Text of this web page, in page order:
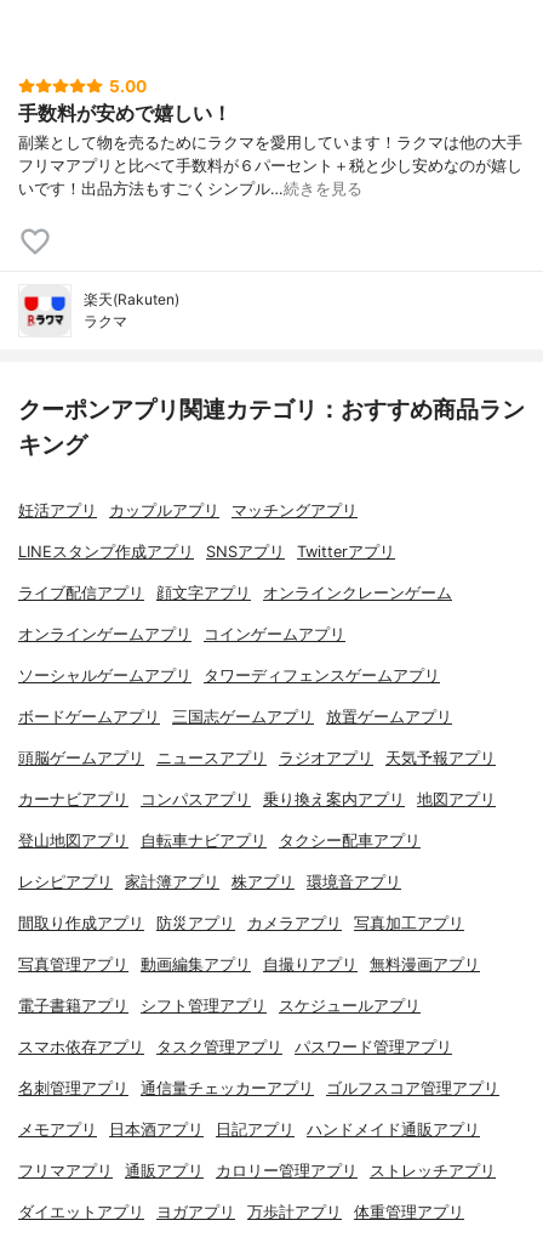
5.00
手数料が安めで嬉しい！
副業として物を売るためにラクマを愛用しています！ラクマは他の大手
フリマアプリと比べて手数料が６パーセント＋税と少し安めなのが嬉し
いです！出品方法もすごくシンプル…続きを見る
楽天(Rakuten)
ラクマ
クーポンアプリ関連カテゴリ：おすすめ商品ラン
キング
妊活アプリ カップルアプリ マッチングアプリ
LINEスタンプ作成アプリ SNSアプリ Twitterアプリ
ライブ配信アプリ 顔文字アプリ オンラインクレーンゲーム
オンラインゲームアプリ コインゲームアプリ
ソーシャルゲームアプリ タワーディフェンスゲームアプリ
ボードゲームアプリ 三国志ゲームアプリ 放置ゲームアプリ
頭脳ゲームアプリ ニュースアプリ ラジオアプリ 天気予報アプリ
カーナビアプリ コンパスアプリ 乗り換え案内アプリ 地図アプリ
登山地図アプリ 自転車ナビアプリ タクシー配車アプリ
レシピアプリ 家計簿アプリ 株アプリ 環境音アプリ
間取り作成アプリ 防災アプリ カメラアプリ 写真加工アプリ
写真管理アプリ 動画編集アプリ 自撮りアプリ 無料漫画アプリ
電子書籍アプリ シフト管理アプリ スケジュールアプリ
スマホ依存アプリ タスク管理アプリ パスワード管理アプリ
名刺管理アプリ 通信量チェッカーアプリ ゴルフスコア管理アプリ
メモアプリ 日本酒アプリ 日記アプリ ハンドメイド通販アプリ
フリマアプリ 通販アプリ カロリー管理アプリ ストレッチアプリ
ダイエットアプリ ヨガアプリ 万歩計アプリ 体重管理アプリ